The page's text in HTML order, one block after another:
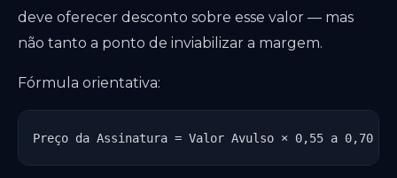
deve oferecer desconto sobre esse valor — mas
não tanto a ponto de inviabilizar a margem.
Fórmula orientativa:
Preço da Assinatura = Valor Avulso × 0,55 a 0,70